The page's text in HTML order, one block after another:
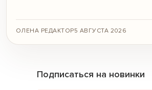
ОЛЕНА РЕДАКТОР5 АВГУСТА 2026
Подписаться на новинки